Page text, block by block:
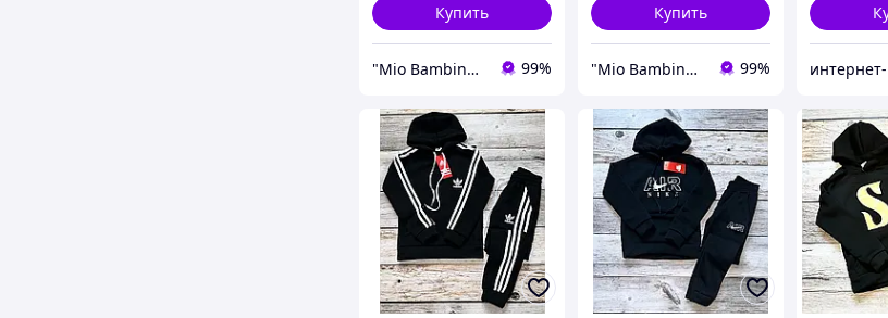
Купить
"Mio Bambino" магазин детской брендовой одежды 99%
Купить
"Mio Bambino" магазин детской брендовой одежды 99%